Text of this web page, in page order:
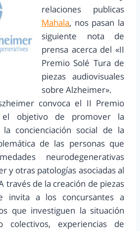
relaciones publicas
Mahala, nos pasan la
siguiente nota de
prensa acerca del «II
Premio Solé Tura de
piezas audiovisuales
sobre Alzheimer».
convoca el II Premio
objetivo de promover la
la concienciación social de la
de las personas que
neurodegenerativas
y otras patologías asociadas al
través de la creación de piezas
invita a los concursantes a
que investiguen la situación
colectivos, experiencias de